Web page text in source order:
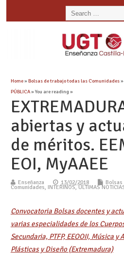
Home»Bolsas de trabajo todas las Comunidades»
PÚBLICA» You are reading »
abiertas y
de méritos.
EOI, MyAAEE
Enseñanza 13/02/2018
Comunidades, INTERINOS,ÚLTIMAS
Convocatoria Bolsas docentes y
varias especialidades de los
Secundaria, PTFP, EEOOII, Música y
Plásticas y Diseño (Extremadura)